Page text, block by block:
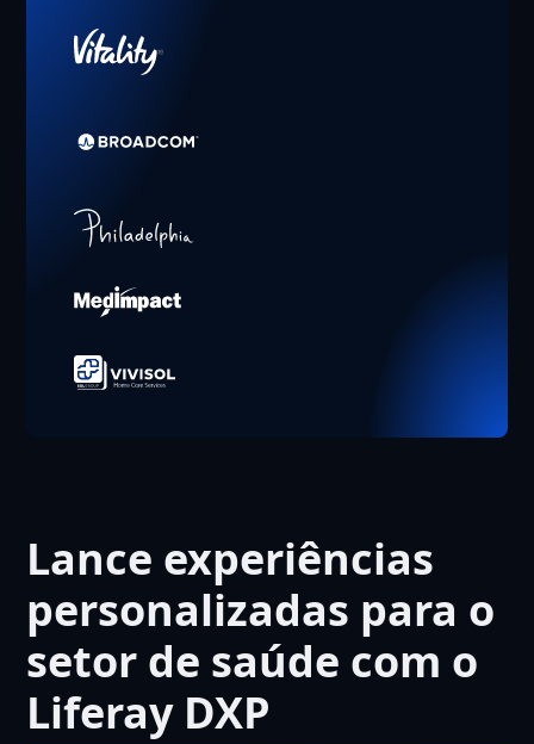
Lance experiências
personalizadas para o
setor de saúde com o
Liferay DXP